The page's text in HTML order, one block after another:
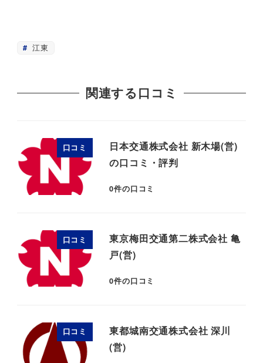
江東
関連する口コミ
口コミ
日本交通株式会社 新木場(営)
の口コミ・評判
0件の口コミ
口コミ
東京梅田交通第二株式会社 亀
戸(営)
0件の口コミ
口コミ
東都城南交通株式会社 深川
(営)